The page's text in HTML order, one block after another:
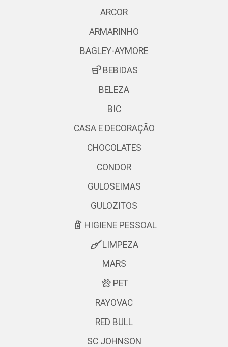
ARCOR
ARMARINHO
BAGLEY-AYMORE
BEBIDAS
BELEZA
BIC
CASA E DECORAÇÃO
CHOCOLATES
CONDOR
GULOSEIMAS
GULOZITOS
HIGIENE PESSOAL
LIMPEZA
MARS
PET
RAYOVAC
RED BULL
SC JOHNSON